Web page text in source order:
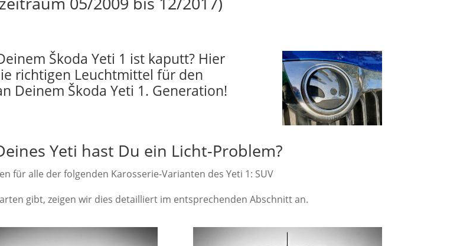
Škoda Yeti 1 ist kaputt? Hier
richtigen Leuchtmittel für den
Deinem Škoda Yeti 1. Generation!
Yeti hast Du ein Licht-Problem?
für alle der folgenden Karosserie-Varianten des Yeti 1: SUV
gibt, zeigen wir dies detailliert im entsprechenden Abschnitt an.